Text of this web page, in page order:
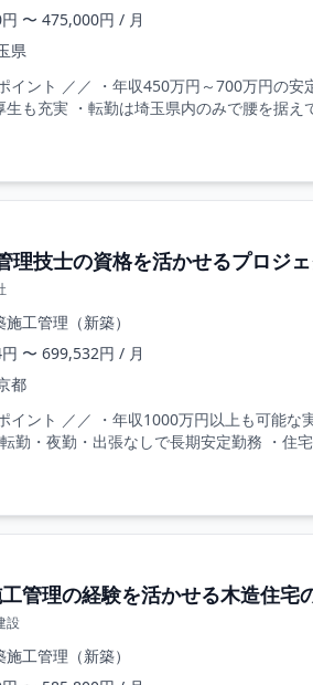
〜 475,000円 / 月
県
イント ／／ ・年収450万円～700万円の
生も充実 ・転勤は埼玉県内のみで腰を据
理技士の資格を活かせるプロジ
施工管理（新築）
〜 699,532円 / 月
都
イント ／／ ・年収1000万円以上も可能
勤・夜勤・出張なしで長期安定勤務 ・住
管理の経験を活かせる木造住宅
設
施工管理（新築）